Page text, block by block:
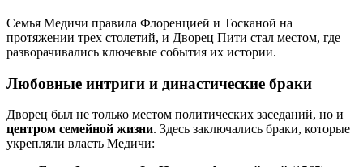
Семья Медичи правила Флоренцией и Тосканой на
протяжении трех столетий, и Дворец Пити стал местом, где
разворачивались ключевые события их истории.
Любовные интриги и династические браки
Дворец был не только местом политических заседаний, но и
центром семейной жизни. Здесь заключались браки, которые
укрепляли власть Медичи: